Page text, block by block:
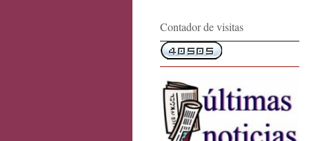
Contador de visitas